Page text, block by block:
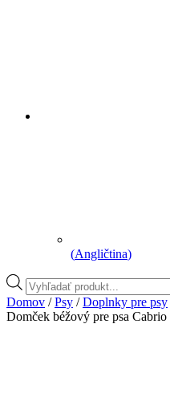
(Angličtina)
Vyhľadávanie
produktov
Domov /Psy /Doplnky pre psy
Domček béžový pre psa Cabrio